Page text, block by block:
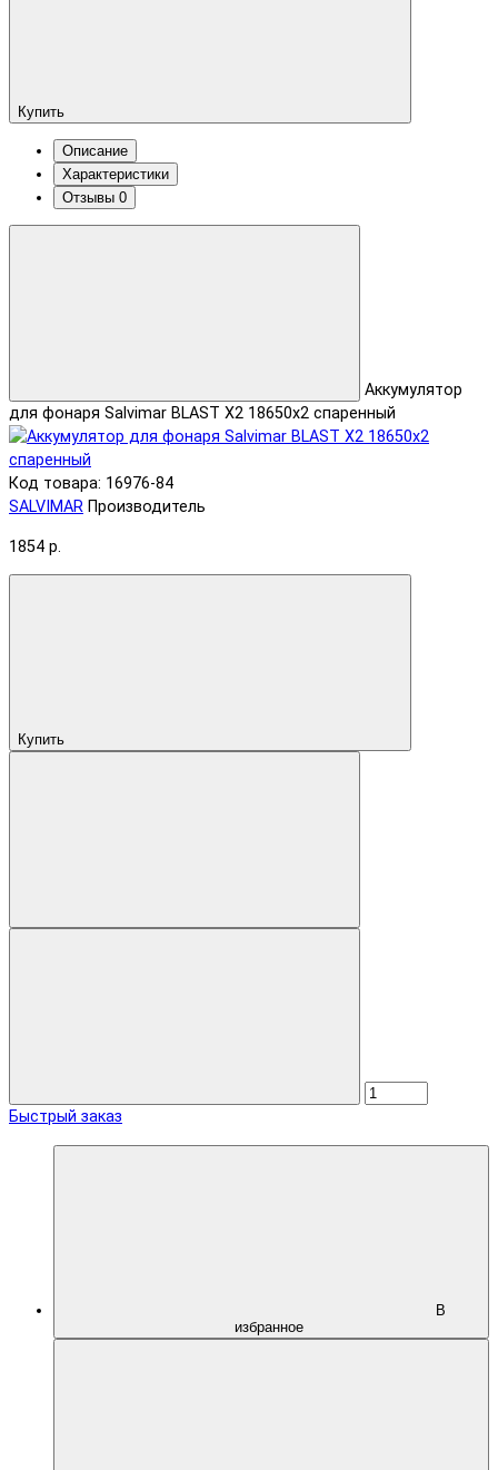
Купить
Описание
Характеристики
Отзывы 0
Аккумулятор
для фонаря Salvimar BLAST X2 18650х2 спаренный
Код товара: 16976-84
SALVIMAR Производитель
1854 р.
Купить
Быстрый заказ
В
избранное